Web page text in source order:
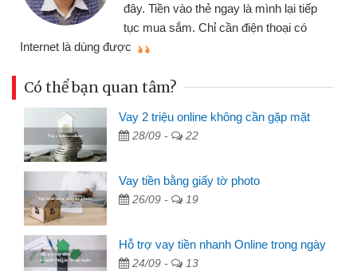
đây. Tiền vào thẻ ngay là mình lại tiếp
tục mua sắm. Chỉ cần điện thoại có
Internet là dùng được
Có thể bạn quan tâm?
Vay 2 triệu online không cần gặp mặt
28/09 - 22
Vay tiền bằng giấy tờ photo
26/09 - 19
Hỗ trợ vay tiền nhanh Online trong ngày
24/09 - 13